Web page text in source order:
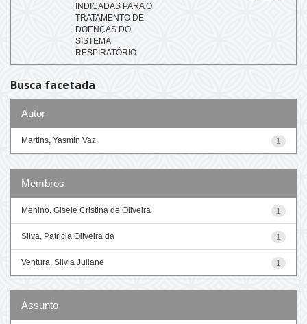
INDICADAS PARA O
TRATAMENTO DE
DOENÇAS DO
SISTEMA
RESPIRATÓRIO
Busca facetada
Autor
1
Martins, Yasmin Vaz
Membros
1
Menino, Gisele Cristina de Oliveira
1
Silva, Patricia Oliveira da
1
Ventura, Silvia Juliane
Assunto